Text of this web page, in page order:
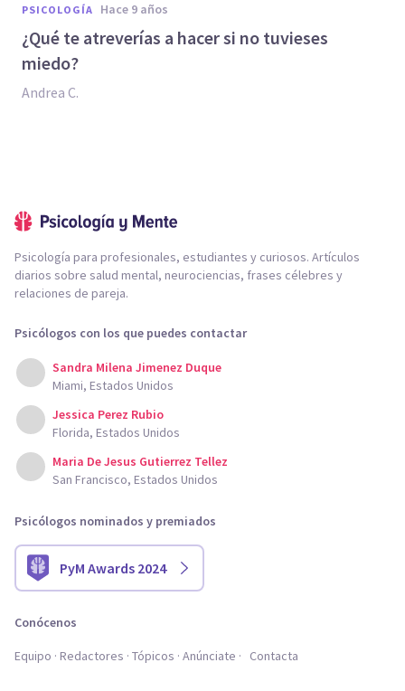
PSICOLOGÍA hace 9 años
​¿Qué te atreverías a hacer si no tuvieses
miedo?
Andrea C.
Psicología para profesionales, estudiantes y curiosos. Artículos
diarios sobre salud mental, neurociencias, frases célebres y
relaciones de pareja.
Psicólogos con los que puedes contactar
Sandra Milena Jimenez Duque
Miami, Estados Unidos
Jessica Perez Rubio
Florida, Estados Unidos
Maria De Jesus Gutierrez Tellez
San Francisco, Estados Unidos
Psicólogos nominados y premiados
PyM Awards 2024
Conócenos
Equipo Redactores Tópicos Anúnciate Contacta